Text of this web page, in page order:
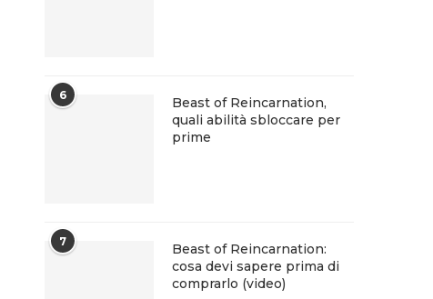
6
Beast of Reincarnation,
quali abilità sbloccare per
prime
7
Beast of Reincarnation:
cosa devi sapere prima di
comprarlo (video)